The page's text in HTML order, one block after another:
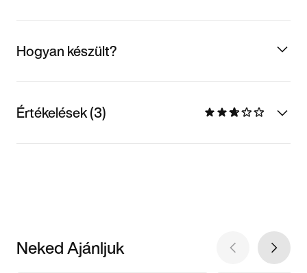
Hogyan készült?
Értékelések (3)
Neked Ajánljuk